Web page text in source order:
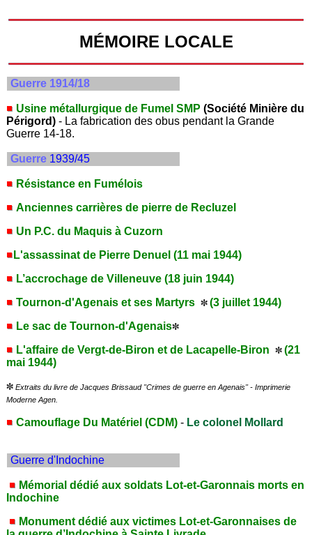
MÉMOIRE LOCALE
Guerre 1914/18
Usine métallurgique de Fumel SMP (Société Minière du
Périgord)- La fabrication des obus pendant la Grande
Guerre 14-18.
Guerre 1939/45
Résistance en Fumélois
Anciennes carrières de pierre de Recluzel
Un P.C. du Maquis à Cuzorn
L'assassinat de Pierre Denuel (11 mai 1944)
L’accrochage de Villeneuve (18 juin 1944)
Tournon-d'Agenais et ses Martyrs
(3 juillet 1944)
Le sac de Tournon-d'Agenais
L'affaire de Vergt-de-Biron et de Lacapelle-Biron
(21
mai 1944)
Extraits du livre de Jacques Brissaud "Crimes de guerre en Agenais" - Imprimerie
Moderne Agen.
Camouflage Du Matériel (CDM) - Le colonel Mollard
Guerre d'Indochine
Mémorial dédié aux soldats Lot-et-Garonnais morts en
Indochine
Monument dédié aux victimes Lot-et-Garonnaises de